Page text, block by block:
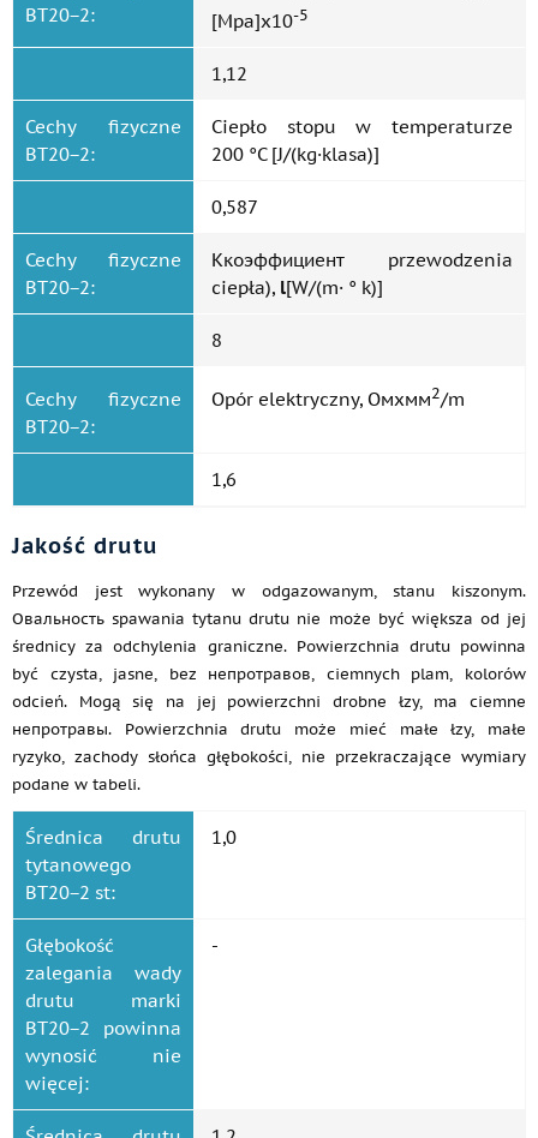
ВТ20−2:
[Mpa]x10-5
1,12
Cechy fizyczne
ВТ20−2:
Ciepło stopu w temperaturze
200 °C [J/(kg·klasa)]
0,587
Cechy fizyczne
ВТ20−2:
Ккоэффициент przewodzenia
ciepła), l[W/(m· ° k)]
8
Cechy fizyczne
ВТ20−2:
Opór elektryczny, Омхмм2/m
1,6
Jakość drutu
Przewód jest wykonany w odgazowanym, stanu kiszonym.
Овальность spawania tytanu drutu nie może być większa od jej
średnicy za odchylenia graniczne. Powierzchnia drutu powinna
być czysta, jasne, bez непротравов, ciemnych plam, kolorów
odcień. Mogą się na jej powierzchni drobne łzy, ma ciemne
непротравы. Powierzchnia drutu może mieć małe łzy, małe
ryzyko, zachody słońca głębokości, nie przekraczające wymiary
podane w tabeli.
Średnica drutu
tytanowego
ВТ20−2 st:
1,0
Głębokość
zalegania wady
drutu marki
ВТ20−2 powinna
wynosić nie
więcej:
-